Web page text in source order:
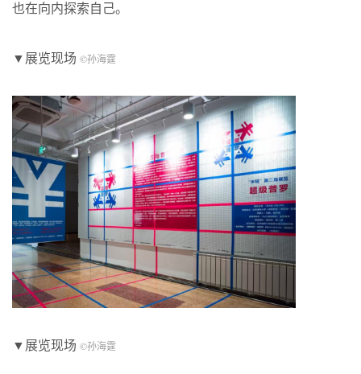
也在向内探索自己。
▼展览现场 ©孙海霆
▼展览现场 ©孙海霆